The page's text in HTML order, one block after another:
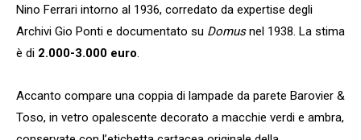
Nino Ferrari intorno al 1936, corredato da expertise degli
Archivi Gio Ponti e documentato su Domusnel 1938. La stima
è di 2.000-3.000 euro
Accanto compare una coppia di lampade da parete Barovier &
Toso, in vetro opalescente decorato a macchie verdi e ambra,